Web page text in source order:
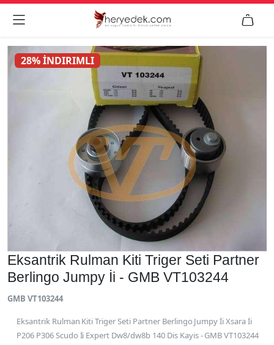
 
28% İNDIRIMLI
Eksantrik Rulman Kiti Triger Seti Partner
Berlingo Jumpy İi - GMB VT103244
GMB VT103244
Eksantrik Rulman Kiti Triger Seti Partner Berlingo Jumpy İi Xsara İi
P206 P306 Scudo İi Expert Dw8/dw8b 140 Dis Kayis - GMB VT103244